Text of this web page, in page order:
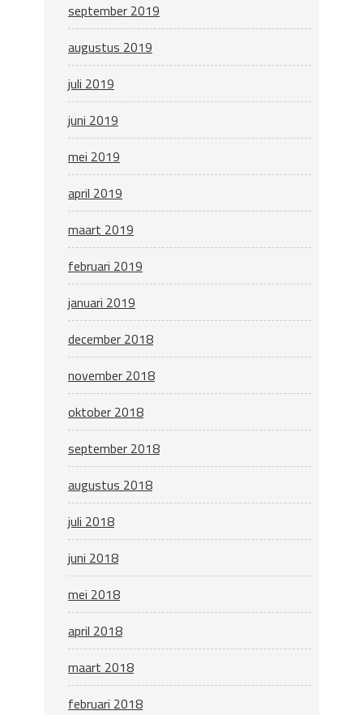
september 2019
augustus 2019
juli 2019
juni 2019
mei 2019
april 2019
maart 2019
februari 2019
januari 2019
december 2018
november 2018
oktober 2018
september 2018
augustus 2018
juli 2018
juni 2018
mei 2018
april 2018
maart 2018
februari 2018